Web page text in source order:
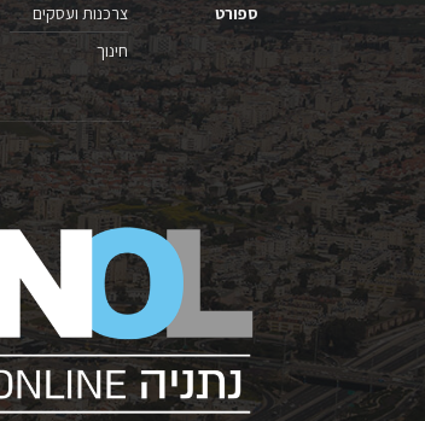
ספורט
צרכנות ועסקים
חינוך